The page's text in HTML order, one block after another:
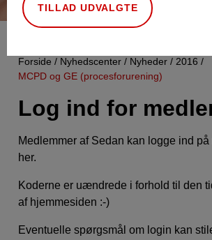
TILLAD UDVALGTE
Forside Nyhedscenter Nyheder
2016
MCPD og GE (procesforurening)
Log ind for
Medlemmer af Sedan kan logge ind
her.
Koderne er uændrede i forhold til den
af hjemmesiden :-)
Eventuelle spørgsmål om login kan